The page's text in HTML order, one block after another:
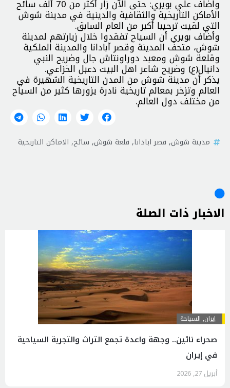
واضاف علي بويري: حتى الآن زار أكثر من 70 ألف سائح
الأماكن التاريخية والثقافية والدينية في مدينة شوش
التي لقيت ترحيبا أكبر من العام السابق.
وأضاف بویري أن السیاح تفقدوا خلال زیارتهم لمدینة
شوش، متحف المدینة وقصر آبادانا والمدینة الملکیة
وقلعة شوش ومعبد دوراونتاش جال وضریح النبي
دانیال(ع) وضریح شاعر اهل البیت دعبل الخزاعي.
یذکر أن مدينة شوش من المدن التاریخیة الشهیرة في
العالم وتزخر بمعالم تاریخیة نادرة یزورها کثیر من السیاح
من مختلف دول العالم.
مدينة شوش, قصر ابادانا, قلعة شوش, سائح, الاماكن التاريخية
الاخبار ذات الصلة
إيران, السياحة
صحراء نائين.. وجهة واعدة تجمع التراث والتجربة السياحية
في إيران
أبريل 27, 2026